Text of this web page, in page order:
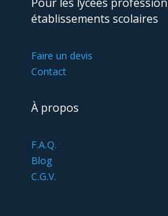
établissements scolaires
Faire un devis
Contact
À propos
F.A.Q.
Blog
C.G.V.